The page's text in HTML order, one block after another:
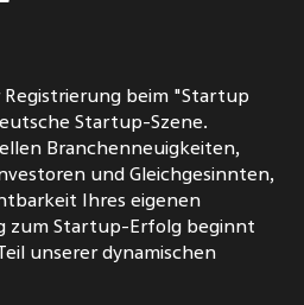
beim "Startup
Startup-Szene.
Branchenneuigkeiten,
und Gleichgesinnten,
Ihres eigenen
zum Startup-Erfolg beginnt
unserer dynamischen